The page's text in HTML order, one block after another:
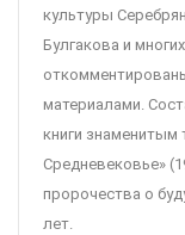
культуры
Булгакова и
материалами.
книги
Средневековье»
пророчества о
лет.